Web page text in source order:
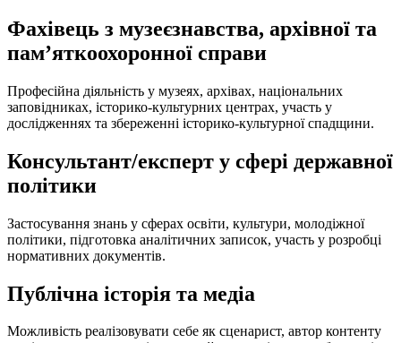
Фахівець з музеєзнавства, архівної та
памʼяткоохоронної справи
Професійна діяльність у музеях, архівах, національних
заповідниках, історико-культурних центрах, участь у
дослідженнях та збереженні історико-культурної спадщини.
Консультант/експерт у сфері державної
політики
Застосування знань у сферах освіти, культури, молодіжної
політики, підготовка аналітичних записок, участь у розробці
нормативних документів.
Публічна історія та медіа
Можливість реалізовувати себе як сценарист, автор контенту